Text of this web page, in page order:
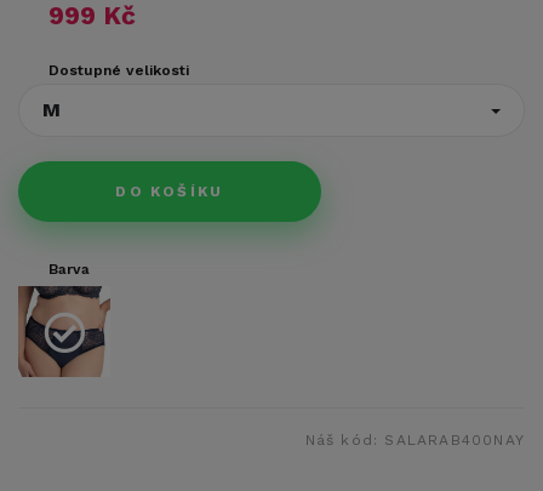
999 Kč
Dostupné velikosti
M
DO KOŠÍKU
Barva
Náš kód: SALARAB400NAY